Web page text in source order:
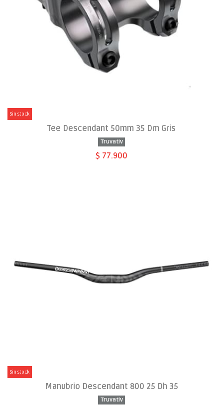
Sin stock
Tee Descendant 50mm 35 Dm Gris
Truvativ
$ 77.900
Sin stock
Manubrio Descendant 800 25 Dh 35
Truvativ